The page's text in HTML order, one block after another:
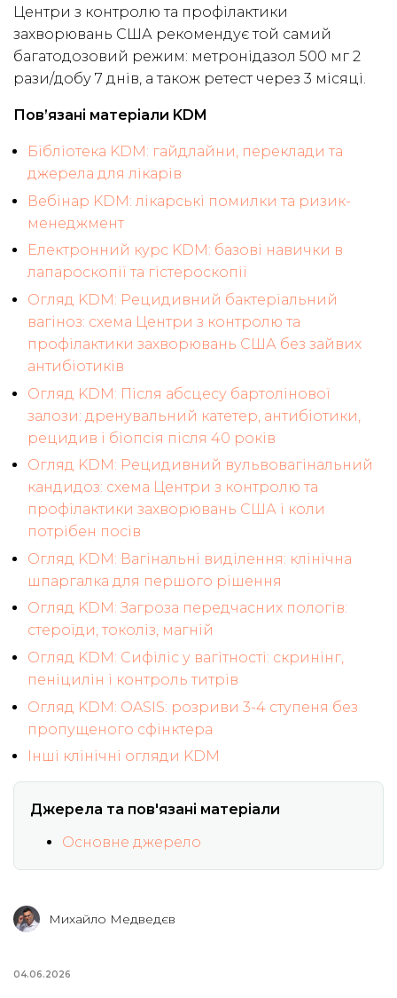
Центри з контролю та профілактики
захворювань США рекомендує той самий
багатодозовий режим: метронідазол 500 мг 2
рази/добу 7 днів, а також ретест через 3 місяці.
Пов’язані матеріали KDM
Бібліотека KDM: гайдлайни, переклади та
джерела для лікарів
Вебінар KDM: лікарські помилки та ризик-
менеджмент
Електронний курс KDM: базові навички в
лапароскопії та гістероскопії
Огляд KDM: Рецидивний бактеріальний
вагіноз: схема Центри з контролю та
профілактики захворювань США без зайвих
антибіотиків
Огляд KDM: Після абсцесу бартолінової
залози: дренувальний катетер, антибіотики,
рецидив і біопсія після 40 років
Огляд KDM: Рецидивний вульвовагінальний
кандидоз: схема Центри з контролю та
профілактики захворювань США і коли
потрібен посів
Огляд KDM: Вагінальні виділення: клінічна
шпаргалка для першого рішення
Огляд KDM: Загроза передчасних пологів:
стероїди, токоліз, магній
Огляд KDM: Сифіліс у вагітності: скринінг,
пеніцилін і контроль титрів
Огляд KDM: OASIS: розриви 3-4 ступеня без
пропущеного сфінктера
Інші клінічні огляди KDM
Джерела та пов'язані матеріали
Основне джерело
Михайло Медведєв
04.06.2026